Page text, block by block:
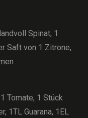
Spinat, 1
Saft von 1 Zitrone,
Tomate, 1 Stück
1TL Guarana, 1EL